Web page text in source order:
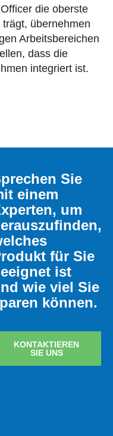
die oberste
übernehmen
Arbeitsbereichen
dass die
integriert ist.
Sie
einem
um
für Sie
ist
wie viel Sie
können.
KONTAKTIEREN
SIE UNS